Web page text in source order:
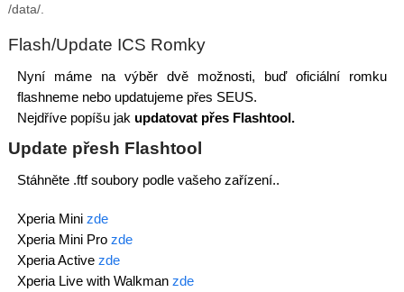
/data/.
Flash/Update ICS Romky
Nyní máme na výběr dvě možnosti, buď oficiální romku
flashneme nebo updatujeme přes SEUS.
Nejdříve popíšu jak updatovat přes Flashtool.
Update přesh Flashtool
Stáhněte .ftf soubory podle vašeho zařízení..
Xperia Mini zde
Xperia Mini Pro zde
Xperia Active zde
Xperia Live with Walkman zde